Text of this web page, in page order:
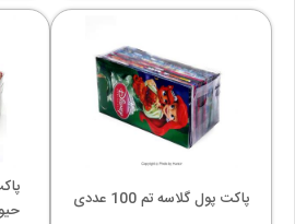
پاکت پول گلاسه تم 100 عددی